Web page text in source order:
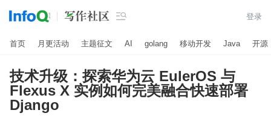
 登录
首页 月更活动 主题征文 AI golang 移动开发 Java 开源
技术升级：探索华为云 EulerOS 与
Flexus X 实例如何完美融合快速部署
Django